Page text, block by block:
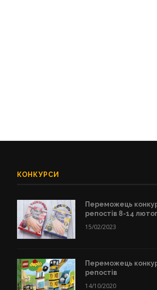
КОНКУРСИ
Переможець
репостів 8-14
15/02/2023
Переможець
репостів
14/10/2020